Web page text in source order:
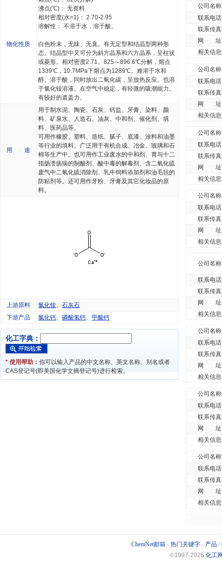
物化性质
沸点(℃)： 无资料
相对密度(水=1)： 2.70-2.95
溶解性： 不溶于水，溶于酸。
白色粉末，无味、无臭。有无定型和结晶型两种形
态。结晶型中又可分为斜方晶系和六方晶系，呈柱状
或菱形。相对密度2.71。825～896.6℃分解，熔点
1339℃，10.7MPa下熔点为1289℃。难溶于水和
醇。溶于酸，同时放出二氧化碳，呈放热反应。也溶
于氯化铵溶液。在空气中稳定，有轻微的吸潮能力。
有较好的遮盖力。
用 途
用于制水泥、陶瓷、石灰、钙盐、牙膏、染料、颜
料、矿泉水、人造石、油灰、中和剂、催化剂、填
料、医药品等。
可用作橡胶、塑料、造纸、腻子、底漆、涂料和油墨
等行业的填料。广泛用于有机合成、冶金、玻璃和石
棉等生产中。也可用作工业废水的中和剂、胃与十二
指肠溃疡病的制酸剂、酸中毒的解毒剂、含二氧化硫
废气中二氧化硫消除剂、乳牛饲料添加剂和油毛毡的
防粘剂等。还可用作牙粉、牙膏及其它化妆品的原
料。
上游原料 氯化铵、 石灰石
下游产品
氯化钙、 磷酸氢钙、 甲酸钙
化工字典：
* 使用帮助： 你可以输入产品的中文名称、英文名称、别名或者
CAS登记号(即美国化学文摘登记号)进行检索。
公司名称
联系电话
联系传真
网 址
相关信息
公司名称
联系电话
联系传真
网 址
相关信息
公司名称
联系电话
联系传真
网 址
相关信息
公司名称
联系电话
联系传真
网 址
相关信息
公司名称
联系电话
联系传真
网 址
相关信息
公司名称
联系电话
联系传真
网 址
相关信息
公司名称
联系电话
联系传真
网 址
相关信息
公司名称
联系电话
联系传真
网 址
相关信息
ChemNet邮箱 - 热门关键字 - 产品 /
©1997-2026 化工